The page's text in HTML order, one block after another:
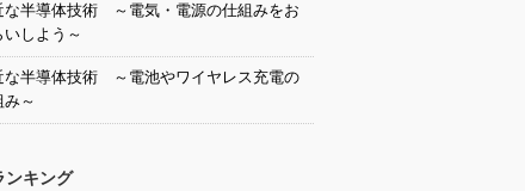
な半導体技術 ～電気・電源の仕組みをお
いしよう～
な半導体技術 ～電池やワイヤレス充電の
み～
ンキング